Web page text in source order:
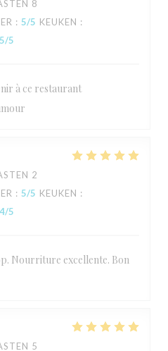
8
: 5/5 KEUKEN :
5/5
à ce restaurant
2
: 5/5 KEUKEN :
4/5
Nourriture excellente. Bon
5